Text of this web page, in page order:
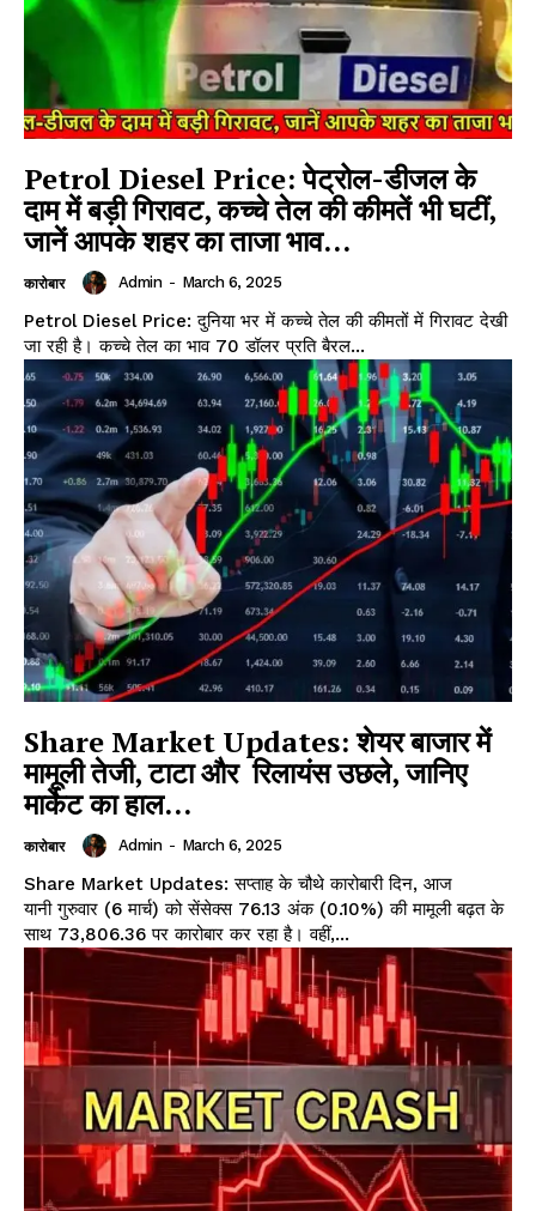
Petrol Diesel Price: पेट्रोल-डीजल के
दाम में बड़ी गिरावट, कच्चे तेल की कीमतें भी घटीं,
जानें आपके शहर का ताजा भाव…
कारोबार Admin - March 6, 2025
Petrol Diesel Price: दुनिया भर में कच्चे तेल की कीमतों में गिरावट देखी
जा रही है। कच्चे तेल का भाव 70 डॉलर प्रति बैरल...
Share Market Updates: शेयर बाजार में
मामूली तेजी, टाटा और रिलायंस उछले, जानिए
मार्केट का हाल…
कारोबार Admin - March 6, 2025
Share Market Updates: सप्ताह के चौथे कारोबारी दिन, आज
यानी गुरुवार (6 मार्च) को सेंसेक्स 76.13 अंक (0.10%) की मामूली बढ़त के
साथ 73,806.36 पर कारोबार कर रहा है। वहीं,...